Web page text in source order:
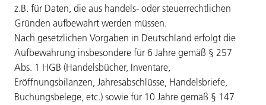
z.B. für Daten, die aus handels- oder steuerrechtlichen
Gründen aufbewahrt werden müssen.
Nach gesetzlichen Vorgaben in Deutschland erfolgt die
Aufbewahrung insbesondere für 6 Jahre gemäß § 257
Abs. 1 HGB (Handelsbücher, Inventare,
Eröffnungsbilanzen, Jahresabschlüsse, Handelsbriefe,
Buchungsbelege, etc.) sowie für 10 Jahre gemäß § 147